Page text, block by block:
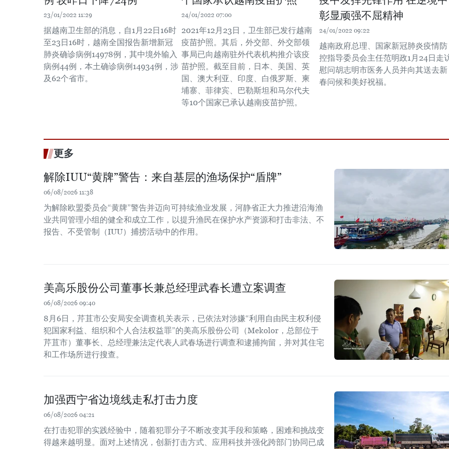
23/01/2022 11:29
据越南卫生部的消息，自1月22日16时
至23日16时，越南全国报告新增新冠
肺炎确诊病例14978例，其中境外输入
病例44例，本土确诊病例14934例，涉
及62个省市。
24/01/2022 07:00
2021年12月23日，卫生部已发行越南
疫苗护照。其后，外交部、外交部领
事局已向越南驻外代表机构推介该疫
苗护照。截至目前，日本、美国、英
国、澳大利亚、印度、白俄罗斯、柬
埔寨、菲律宾、巴勒斯坦和马尔代夫
等10个国家已承认越南疫苗护照。
彰显顽强不屈精神
24/01/2022 09:22
越南政府总理、国家新冠肺炎疫情防
控指导委员会主任范明政1月24日走
慰问胡志明市医务人员并向其送去新
春问候和美好祝福。
更多
解除IUU“黄牌”警告：来自基层的渔场保护“盾牌”
06/08/2026 11:38
为解除欧盟委员会“黄牌”警告并迈向可持续渔业发展，河静省正大力推进沿海渔
业共同管理小组的健全和成立工作，以提升渔民在保护水产资源和打击非法、不
报告、不受管制（IUU）捕捞活动中的作用。
美高乐股份公司董事长兼总经理武春长遭立案调查
06/08/2026 09:40
8月6日，芹苴市公安局安全调查机关表示，已依法对涉嫌“利用自由民主权利侵
犯国家利益、组织和个人合法权益罪”的美高乐股份公司（Mekolor，总部位于
芹苴市）董事长、总经理兼法定代表人武春场进行调查和逮捕拘留，并对其住宅
和工作场所进行搜查。
加强西宁省边境线走私打击力度
06/08/2026 04:21
在打击犯罪的实践经验中，随着犯罪分子不断改变其手段和策略，困难和挑战变
得越来越明显。面对上述情况，创新打击方式、应用科技并强化跨部门协同已成